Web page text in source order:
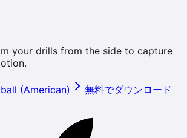
your drills from the side to capture
(American) 無料でダウンロード